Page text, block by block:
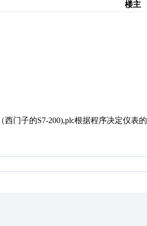
楼主
门子的S7-200),plc根据程序决定仪表的